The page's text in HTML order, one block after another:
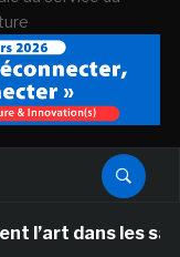
dans les salles